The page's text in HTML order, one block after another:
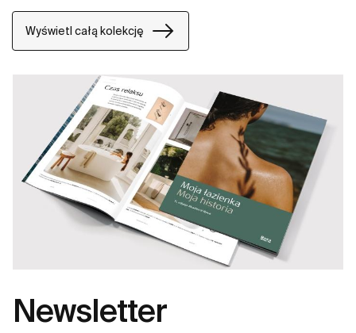
komfort podczas korzystania z prysznica.
Wyświetl całą kolekcję
Newsletter